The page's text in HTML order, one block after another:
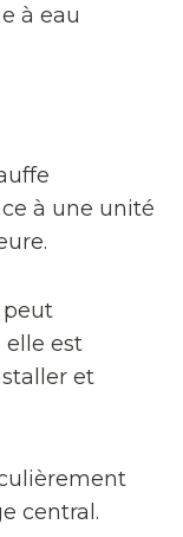
à eau
à une unité
peut
elle est
et
central.